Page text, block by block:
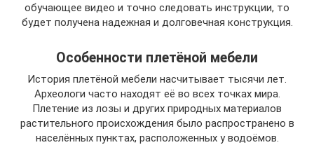
обучающее видео и точно следовать инструкции, то
будет получена надежная и долговечная конструкция.
Особенности плетёной мебели
История плетёной мебели насчитывает тысячи лет.
Археологи часто находят её во всех точках мира.
Плетение из лозы и других природных материалов
растительного происхождения было распространено в
населённых пунктах, расположенных у водоёмов.